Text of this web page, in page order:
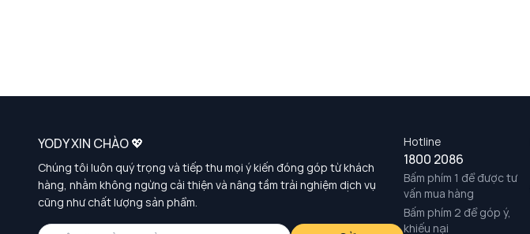
Hotline
1800 2086
Bấm phím 1 để được tư
vấn mua hàng
Bấm phím 2 để góp ý,
khiếu nại
YODY XIN CHÀO 💖
Chúng tôi luôn quý trọng và tiếp thu mọi ý kiến đóng góp từ khách
hàng, nhằm không ngừng cải thiện và nâng tầm trải nghiệm dịch vụ
cũng như chất lượng sản phẩm.